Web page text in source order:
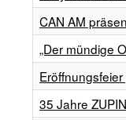
CAN AM
„Der mündige
35 Jahre